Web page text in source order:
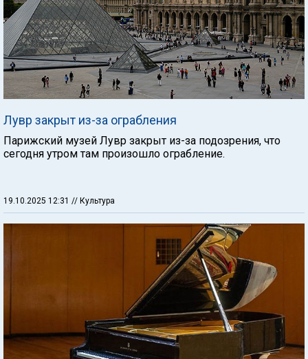
Лувр закрыт из-за ограбления
Парижский музей Лувр закрыт из-за подозрения, что
сегодня утром там произошло ограбление.
19.10.2025 12:31 // Культура